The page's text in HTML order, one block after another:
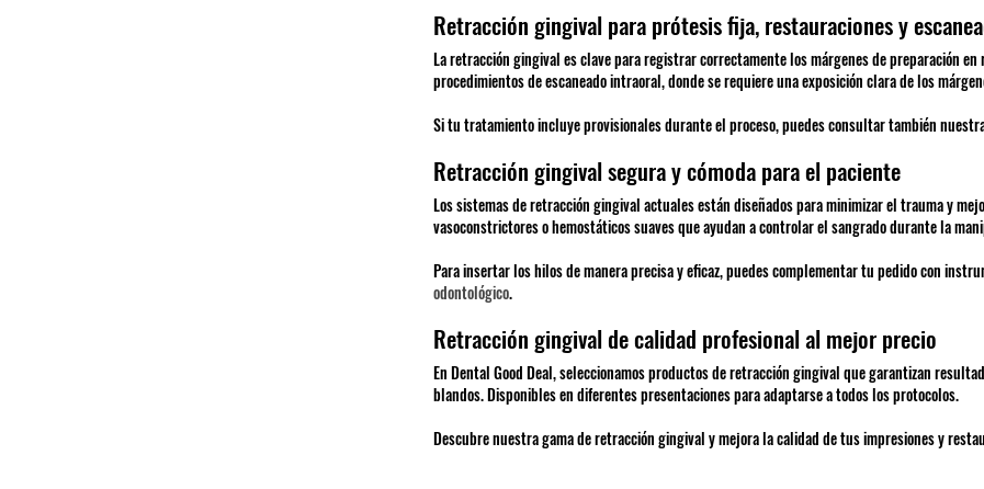
Retracción gingival para prótesis fija, restauraciones y
La retracción gingival es clave para registrar correctamente los márgenes de preparación
procedimientos de escaneado intraoral, donde se requiere una exposición clara de los
Si tu tratamiento incluye provisionales durante el proceso, puedes consultar también
Retracción gingival segura y cómoda para el paciente
Los sistemas de retracción gingival actuales están diseñados para minimizar el trauma y
vasoconstrictores o hemostáticos suaves que ayudan a controlar el sangrado durante la
Para insertar los hilos de manera precisa y eficaz, puedes complementar tu pedido con
odontológico.
Retracción gingival de calidad profesional al mejor precio
En Dental Good Deal, seleccionamos productos de retracción gingival que garantizan
blandos. Disponibles en diferentes presentaciones para adaptarse a todos los protocolos.
Descubre nuestra gama de retracción gingival y mejora la calidad de tus impresiones y